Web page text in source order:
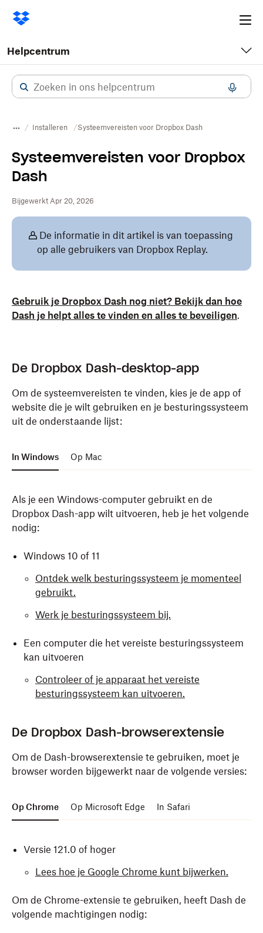
Helpcentrum
Installeren Systeemvereisten voor Dropbox Dash
Systeemvereisten voor Dropbox
Dash
Bijgewerkt Apr 20, 2026
De informatie in dit artikel is van toepassing
op alle gebruikers van Dropbox Replay.
Gebruik je Dropbox Dash nog niet? Bekijk dan hoe
Dash je helpt alles te vinden en alles te beveiligen.
De Dropbox Dash-desktop-app
Om de systeemvereisten te vinden, kies je de app of
website die je wilt gebruiken en je besturingssysteem
uit de onderstaande lijst:
In Windows Op Mac
Als je een Windows-computer gebruikt en de
Dropbox Dash-app wilt uitvoeren, heb je het volgende
nodig:
Windows 10 of 11
Ontdek welk besturingssysteem je momenteel
gebruikt.
Werk je besturingssysteem bij.
Een computer die het vereiste besturingssysteem
kan uitvoeren
Controleer of je apparaat het vereiste
besturingssysteem kan uitvoeren.
voeren, heb je het volgende nodig:
macOS 10.15 of hoger
gebruikt.
Werk je besturingssysteem bij.
Een Mac-computer die het vereiste
besturingssysteem kan uitvoeren
besturingssysteem kan uitvoeren.
De Dropbox Dash-browserextensie
Om de Dash-browserextensie te gebruiken, moet je
browser worden bijgewerkt naar de volgende versies:
Op Chrome Op Microsoft Edge In Safari
Versie 121.0 of hoger
Lees hoe je Google Chrome kunt bijwerken.
Om de Chrome-extensie te gebruiken, heeft Dash de
volgende machtigingen nodig: